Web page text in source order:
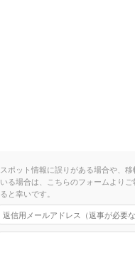
スポット情報に誤りがある場合や、
いる場合は、こちらのフォームより
ると幸いです。